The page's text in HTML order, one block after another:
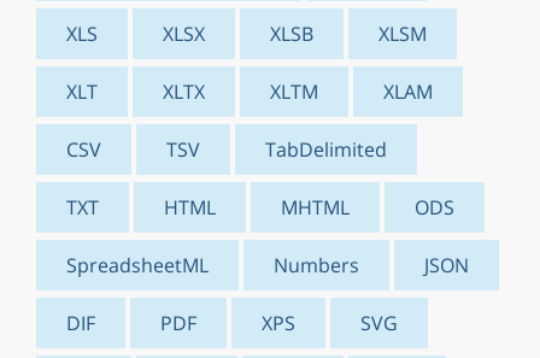
XLS XLSX XLSB XLSM
XLT XLTX XLTM XLAM
CSV TSV TabDelimited
TXT HTML MHTML ODS
SpreadsheetML Numbers JSON
DIF PDF XPS SVG